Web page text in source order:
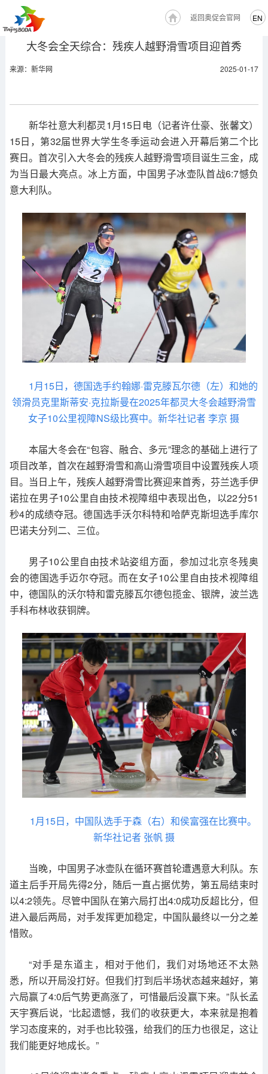
EN
返回奥促会官网
大冬会全天综合：残疾人越野滑雪项目迎首秀
来源：新华网 2025-01-17
新华社意大利都灵1月15日电（记者许仕豪、张馨文）
15日，第32届世界大学生冬季运动会进入开幕后第二个比
赛日。首次引入大冬会的残疾人越野滑雪项目诞生三金，成
为当日最大亮点。冰上方面，中国男子冰壶队首战6:7憾负
意大利队。
1月15日，德国选手约翰娜·雷克滕瓦尔德（左）和她的
领滑员克里斯蒂安·克拉斯曼在2025年都灵大冬会越野滑雪
女子10公里视障NS级比赛中。新华社记者 李京 摄
本届大冬会在“包容、融合、多元”理念的基础上进行了
项目改革，首次在越野滑雪和高山滑雪项目中设置残疾人项
目。当日上午，残疾人越野滑雪比赛迎来首秀，芬兰选手伊
诺拉在男子10公里自由技术视障组中表现出色，以22分51
秒4的成绩夺冠。德国选手沃尔科特和哈萨克斯坦选手库尔
巴诺夫分列二、三位。
男子10公里自由技术站姿组方面，参加过北京冬残奥
会的德国选手迈尔夺冠。而在女子10公里自由技术视障组
中，德国队的沃尔特和雷克滕瓦尔德包揽金、银牌，波兰选
手科布林收获铜牌。
1月15日，中国队选手于森（右）和侯富强在比赛中。
新华社记者 张帆 摄
当晚，中国男子冰壶队在循环赛首轮遭遇意大利队。东
道主后手开局先得2分，随后一直占据优势，第五局结束时
以4:2领先。尽管中国队在第六局打出4:0成功反超比分，但
进入最后两局，对手发挥更加稳定，中国队最终以一分之差
惜败。
“对手是东道主，相对于他们，我们对场地还不太熟
悉，所以开局没打好。但我们打到后半场状态越来越好，第
六局赢了4:0后气势更高涨了，可惜最后没赢下来。”队长孟
天宇赛后说，“比起遗憾，我们的收获更大，本来就是抱着
学习态度来的，对手也比较强，给我们的压力也很足，这让
我们能更好地成长。”